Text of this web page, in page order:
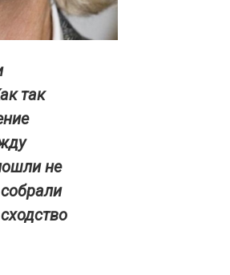
так
не